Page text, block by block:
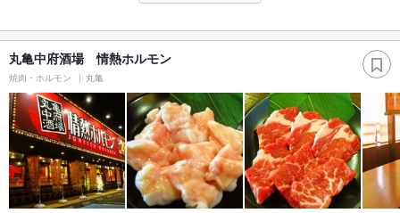
丸亀中府酒場 情熱ホルモン
焼肉・ホルモン 丸亀